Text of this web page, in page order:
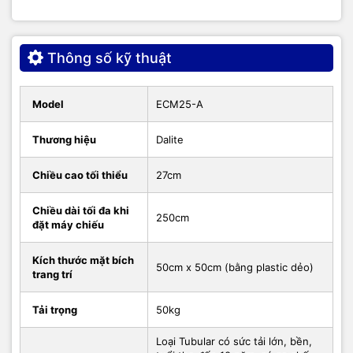
Giá treo máy chiếu nâng hạ ba cạnh Dalite ECM25-A có 3
cạnh zigzag
Giá treo sử dụng cơ chế chống rung lắc bằng ba cạnh zíc
zắc và có hệ thống khóa dây tín hiệu và dây nguồn điện an
toàn, chống kẹt. Việc điều khiển thiết bị rất tiện lợi với điều
khiển từ xa RF, điều khiển tay và bảng nút gắn tường. Hệ
thống điều khiển cho phép thiết lập hành trình dừng trên và
Thông số kỹ thuật
Model ECM25-A
Thương hiệu Dalite
Chiều cao tối thiểu 27cm
Chiều dài tối đa khi
đặt máy chiếu
250cm
Kích thước mặt bích
trang trí
50cm x 50cm (bằng plastic dẻo)
Tải trọng 50kg
Loại Tubular có sức tải lớn, bền,